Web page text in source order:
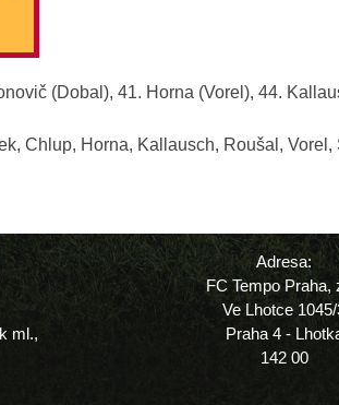
(Dobal), 41. Horna (Vorel), 44.
Chlup, Horna, Kallausch, Roušal, Vorel,
ml.,
Adresa:
FC Tempo Praha,
Ve Lhotce
Praha 4 -
142 00